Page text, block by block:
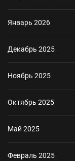
Январь 2026
Декабрь 2025
Ноябрь 2025
Октябрь 2025
Май 2025
Февраль 2025